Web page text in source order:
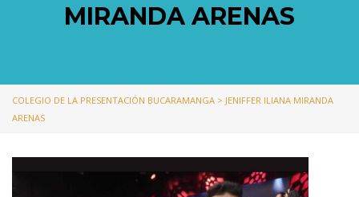
MIRANDA ARENAS
COLEGIO DE LA PRESENTACIÓN BUCARAMANGA > JENIFFER ILIANA MIRANDA
ARENAS